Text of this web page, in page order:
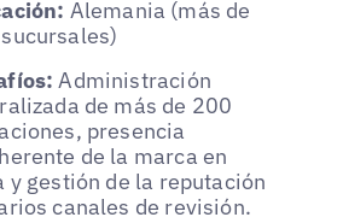
Alemania (más de
Administración
de más de 200
presencia
de la marca en
y gestión de la reputación
canales de revisión.